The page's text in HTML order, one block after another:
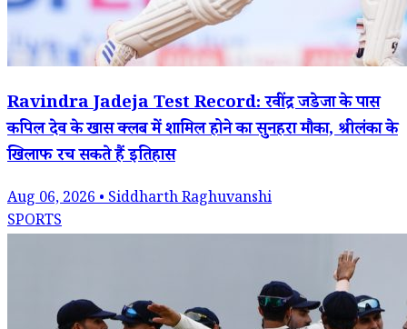
Ravindra Jadeja Test Record: रवींद्र जडेजा के पास
कपिल देव के खास क्लब में शामिल होने का सुनहरा मौका, श्रीलंका के
खिलाफ रच सकते हैं इतिहास
Aug 06, 2026 • Siddharth Raghuvanshi
SPORTS